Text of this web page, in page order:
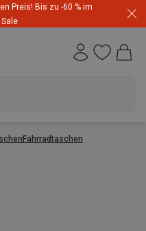
Preis! Bis zu -60 % im
Fahrradtaschen